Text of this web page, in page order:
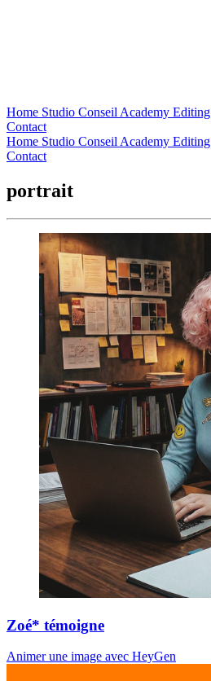
Home Studio Conseil Academy Editing
Contact
Home Studio Conseil Academy Editing
Contact
portrait
Zoé* témoigne
Animer une image avec HeyGen